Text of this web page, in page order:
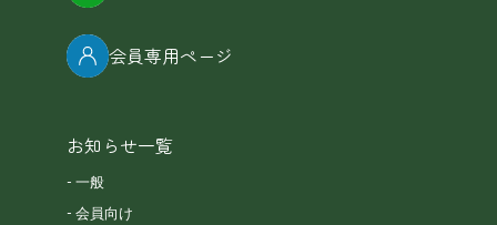
会員専用ページ
お知らせ一覧
一般
会員向け